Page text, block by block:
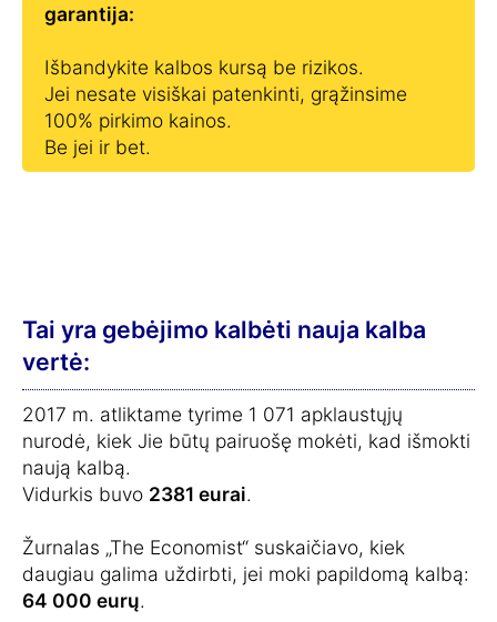
garantija:
Išbandykite kalbos kursą be rizikos.
Jei nesate visiškai patenkinti, grąžinsime
100% pirkimo kainos.
Be jei ir bet.
Tai yra gebėjimo kalbėti nauja kalba
vertė:
2017 m. atliktame tyrime 1 071 apklaustųjų
nurodė, kiek Jie būtų pairuošę mokėti, kad išmokti
naują kalbą.
Vidurkis buvo 2381 eurai.
Žurnalas „The Economist“ suskaičiavo, kiek
daugiau galima uždirbti, jei moki papildomą kalbą:
64 000 eurų.